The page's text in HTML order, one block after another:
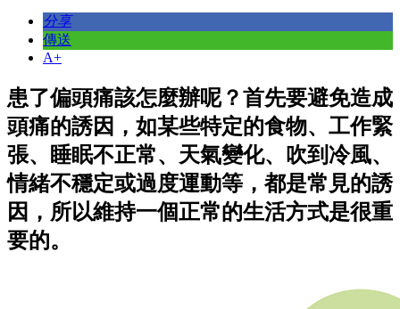
分享
傳送
A+
患了偏頭痛該怎麼辦呢？首先要避免造成
頭痛的誘因 ，如某些特定的食物、工作緊
張、睡眠不正常、天氣變化、吹到冷風、
情緒不穩定或過度運動等，都是常見的誘
因，所以維持一個正常的生活方式是很重
要的。